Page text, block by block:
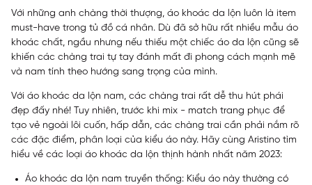
Với những anh chàng thời thượng, áo khoác da lộn luôn là item
must-have trong tủ đồ cá nhân. Dù đã sở hữu rất nhiều mẫu áo
khoác chất, ngầu nhưng nếu thiếu một chiếc áo da lộn cũng sẽ
khiến các chàng trai tự tay đánh mất đi phong cách mạnh mẽ
và nam tính theo hướng sang trọng của mình.
Với áo khoác da lộn nam, các chàng trai rất dễ thu hút phái
đẹp đấy nhé! Tuy nhiên, trước khi mix - match trang phục để
tạo vẻ ngoài lôi cuốn, hấp dẫn, các chàng trai cần phải nắm rõ
các đặc điểm, phân loại của kiểu áo này. Hãy cùng Aristino tìm
hiểu về các loại áo khoác da lộn thịnh hành nhất năm 2023:
Áo khoác da lộn nam truyền thống: Kiểu áo này thường có